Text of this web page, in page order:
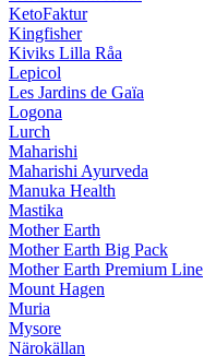
KetoFaktur
Kingfisher
Kiviks Lilla Råa
Lepicol
Les Jardins de Gaïa
Logona
Lurch
Maharishi
Maharishi Ayurveda
Manuka Health
Mastika
Mother Earth
Mother Earth Big Pack
Mother Earth Premium Line
Mount Hagen
Muria
Mysore
Närokällan